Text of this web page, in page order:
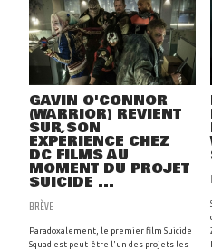
GAVIN O'CONNOR
(WARRIOR) REVIENT
SUR SON
EXPÉRIENCE CHEZ
DC FILMS AU
MOMENT DU PROJET
SUICIDE ...
BRÈVE
Paradoxalement, le premier film Suicide
Squad est peut-être l'un des projets les